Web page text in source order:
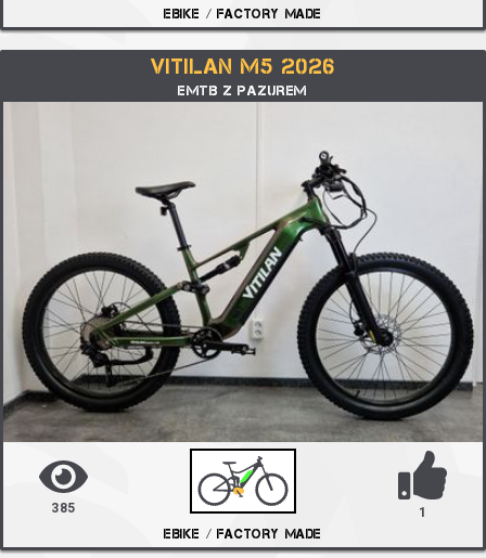
EBIKE / FACTORY MADE
VITILAN M5 2026
EMTB Z PAZUREM
385
EBIKE / FACTORY MADE
1